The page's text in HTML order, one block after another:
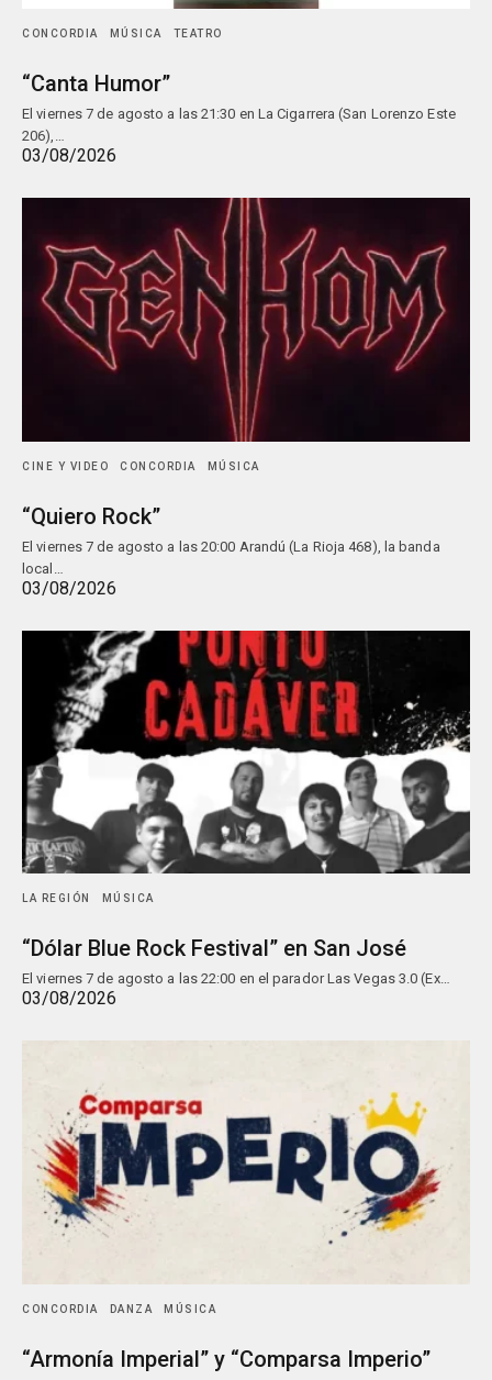
CONCORDIA MÚSICA TEATRO
“Canta Humor”
El viernes 7 de agosto a las 21:30 en La Cigarrera (San Lorenzo Este
206),…
03/08/2026
CINE Y VIDEO CONCORDIA MÚSICA
“Quiero Rock”
El viernes 7 de agosto a las 20:00 Arandú (La Rioja 468), la banda
local…
03/08/2026
LA REGIÓN MÚSICA
“Dólar Blue Rock Festival” en San José
El viernes 7 de agosto a las 22:00 en el parador Las Vegas 3.0 (Ex…
03/08/2026
CONCORDIA DANZA MÚSICA
“Armonía Imperial” y “Comparsa Imperio”